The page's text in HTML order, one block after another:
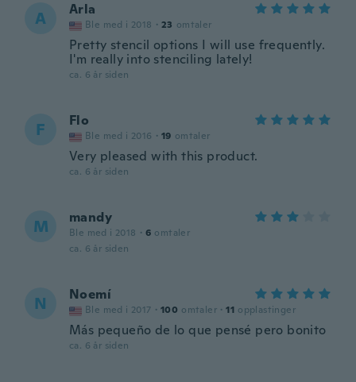
A Arla
Ble med i 2018 · 23 omtaler
Pretty stencil options I will use frequently.
I'm really into stenciling lately!
ca. 6 år siden
F Flo
Ble med i 2016 · 19 omtaler
Very pleased with this product.
ca. 6 år siden
M mandy
Ble med i 2018 · 6 omtaler
ca. 6 år siden
N Noemí
Ble med i 2017 · 100 omtaler · 11 opplastinger
Más pequeño de lo que pensé pero bonito
ca. 6 år siden